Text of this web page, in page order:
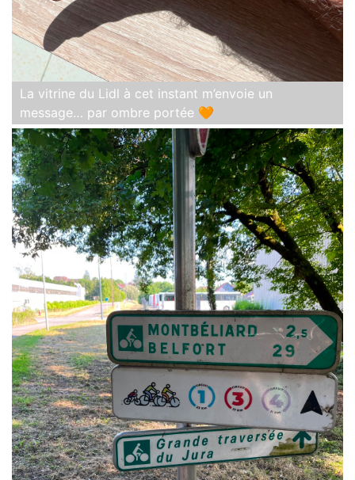
La vitrine du Lidl à cet instant m’envoie un
message… par ombre portée 🧡